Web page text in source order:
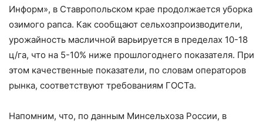
Информ», в Ставропольском крае продолжается уборка
озимого рапса. Как сообщают сельхозпроизводители,
урожайность масличной варьируется в пределах 10-18
ц/га, что на 5-10% ниже прошлогоднего показателя. При
этом качественные показатели, по словам операторов
рынка, соответствуют требованиям ГОСТа.
Напомним, что, по данным Минсельхоза России, в